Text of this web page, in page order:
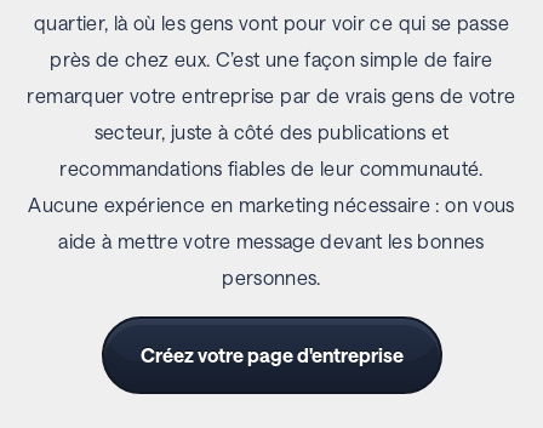
quartier, là où les gens vont pour voir ce qui se passe
près de chez eux. C’est une façon simple de faire
remarquer votre entreprise par de vrais gens de votre
secteur, juste à côté des publications et
recommandations fiables de leur communauté.
Aucune expérience en marketing nécessaire : on vous
aide à mettre votre message devant les bonnes
personnes.
Créez votre page d'entreprise